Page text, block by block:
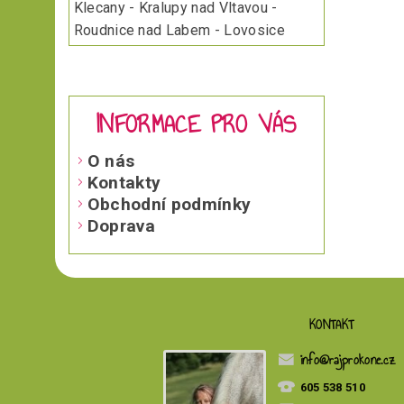
Klecany - Kralupy nad Vltavou -
Roudnice nad Labem - Lovosice
INFORMACE PRO VÁS
O nás
Kontakty
Obchodní podmínky
Doprava
KONTAKT
info@rajprokone.cz
605 538 510